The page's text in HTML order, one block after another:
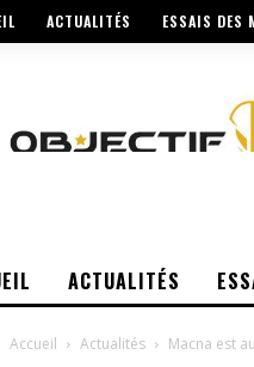
ACTUALITÉS ESSAIS DES
ACTUALITÉS
Accueil Actualités Macna est